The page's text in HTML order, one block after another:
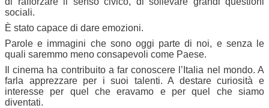
sociali.
È stato capace di dare emozioni.
Parole e immagini che sono oggi parte di noi, e senza le
quali saremmo meno consapevoli come Paese.
Il cinema ha contribuito a far conoscere l’Italia nel mondo. A
farla apprezzare per i suoi talenti. A destare curiosità e
interesse per quel che eravamo e per quel che siamo
diventati.